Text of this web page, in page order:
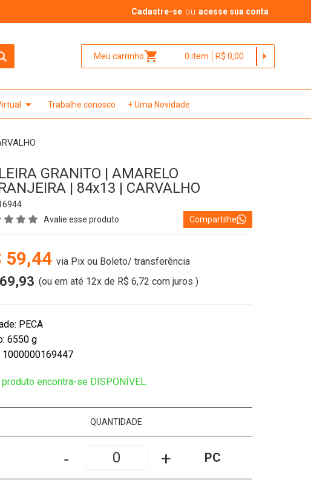
Cadastre-se ou acesse sua conta
Meu carrinhoshopping_cart 0item R$ 0,00 arrow_right
arrow_drop_down Trabalhe conosco + Uma Novidade
GRANITO | AMARELO
| 84x13 | CARVALHO
Avalie esse produto
Compartilhe
59,44 via Pix ou Boleto/ transferência
(ou em até 12x de R$ 6,72 com juros )
PECA
6550 g
1000000169447
encontra-se DISPONÍVEL.
QUANTIDADE
- + PC